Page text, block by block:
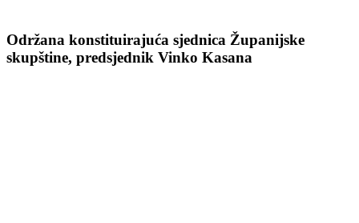
Održana konstituirajuća sjednica Županijske
skupštine, predsjednik Vinko Kasana